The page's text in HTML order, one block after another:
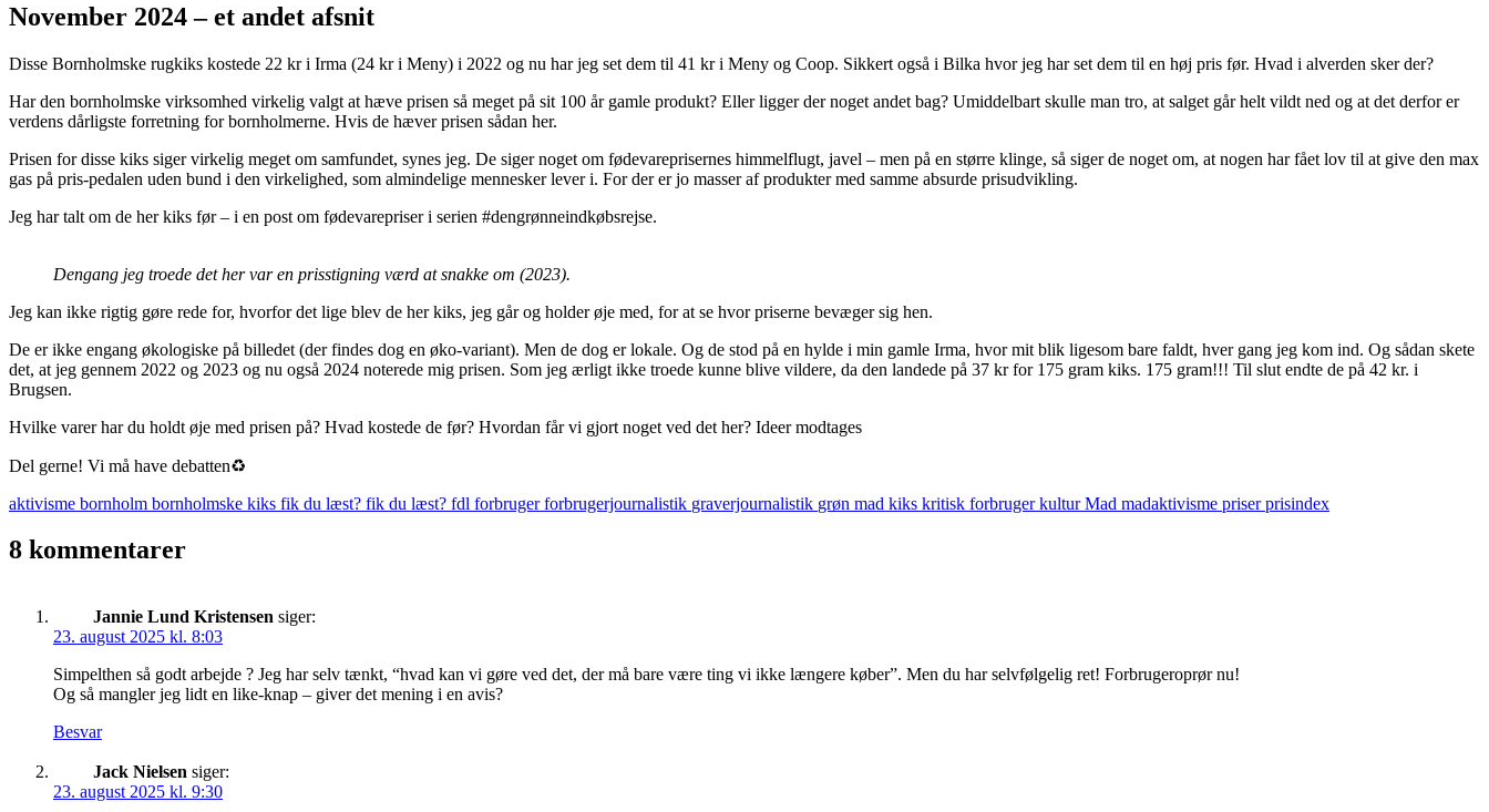
November 2024 – et andet afsnit
Disse Bornholmske rugkiks kostede 22 kr i Irma (24 kr i Meny) i 2022 og nu har jeg set dem til 41 kr i Meny og Coop. Sikkert også i Bilka hvor jeg har set dem til en høj pris før. Hvad i alverden sker der?
Har den bornholmske virksomhed virkelig valgt at hæve prisen så meget på sit 100 år gamle produkt? Eller ligger der noget andet bag? Umiddelbart skulle man tro, at salget går helt vildt ned og at det derfor er
verdens dårligste forretning for bornholmerne. Hvis de hæver prisen sådan her.
Prisen for disse kiks siger virkelig meget om samfundet, synes jeg. De siger noget om fødevareprisernes himmelflugt, javel – men på en større klinge, så siger de noget om, at nogen har fået lov til at give den max
gas på pris-pedalen uden bund i den virkelighed, som almindelige mennesker lever i. For der er jo masser af produkter med samme absurde prisudvikling.
Jeg har talt om de her kiks før – i en post om fødevarepriser i serien #dengrønneindkøbsrejse.
Dengang jeg troede det her var en prisstigning værd at snakke om (2023).
Jeg kan ikke rigtig gøre rede for, hvorfor det lige blev de her kiks, jeg går og holder øje med, for at se hvor priserne bevæger sig hen.
De er ikke engang økologiske på billedet (der findes dog en øko-variant). Men de dog er lokale. Og de stod på en hylde i min gamle Irma, hvor mit blik ligesom bare faldt, hver gang jeg kom ind. Og sådan skete
det, at jeg gennem 2022 og 2023 og nu også 2024 noterede mig prisen. Som jeg ærligt ikke troede kunne blive vildere, da den landede på 37 kr for 175 gram kiks. 175 gram!!! Til slut endte de på 42 kr. i
Brugsen.
Hvilke varer har du holdt øje med prisen på? Hvad kostede de før? Hvordan får vi gjort noget ved det her? Ideer modtages
Del gerne! Vi må have debatten♻️
aktivisme bornholm bornholmske kiks fik du læst? fik du læst? fdl forbrugerforbrugerjournalistik graverjournalistik grøn mad kiks kritisk forbrugerkulturMad madaktivisme priserprisindex
8 kommentarer
Jannie Lund Kristensen siger:
23. august 2025 kl. 8:03
Simpelthen så godt arbejde ? Jeg har selv tænkt, “hvad kan vi gøre ved det, der må bare være ting vi ikke længere køber”. Men du har selvfølgelig ret! Forbrugeroprør nu!
Og så mangler jeg lidt en like-knap – giver det mening i en avis?
Besvar
Jack Nielsen siger:
23. august 2025 kl. 9:30